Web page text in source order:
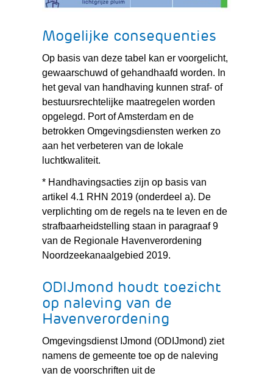
Mogelijke consequenties
Op basis van deze tabel kan er voorgelicht,
gewaarschuwd of gehandhaafd worden. In
het geval van handhaving kunnen straf- of
bestuursrechtelijke maatregelen worden
opgelegd. Port of Amsterdam en de
betrokken Omgevingsdiensten werken zo
aan het verbeteren van de lokale
luchtkwaliteit.
* Handhavingsacties zijn op basis van
artikel 4.1 RHN 2019 (onderdeel a). De
verplichting om de regels na te leven en de
strafbaarheidstelling staan in paragraaf 9
van de Regionale Havenverordening
Noordzeekanaalgebied 2019.
ODIJmond houdt toezicht
op naleving van de
Havenverordening
Omgevingsdienst IJmond (ODIJmond) ziet
namens de gemeente toe op de naleving
van de voorschriften uit de